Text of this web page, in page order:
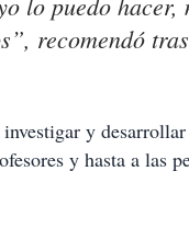
recomendó
y
y hasta a las